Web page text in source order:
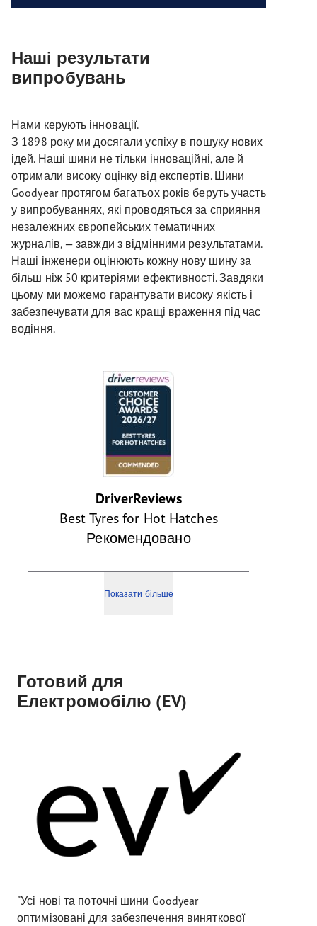
Наші результати
випробувань
Нами керують інновації.
З 1898 року ми досягали успіху в пошуку нових
ідей. Наші шини не тільки інноваційні, але й
отримали високу оцінку від експертів. Шини
Goodyear протягом багатьох років беруть участь
у випробуваннях, які проводяться за сприяння
незалежних європейських тематичних
журналів, — завжди з відмінними результатами.
Наші інженери оцінюють кожну нову шину за
більш ніж 50 критеріями ефективності. Завдяки
цьому ми можемо гарантувати високу якість і
забезпечувати для вас кращі враження під час
водіння.
DriverReviews
Best Tyres for Hot Hatches
Рекомендовано
Показати більше
Готовий для
Електромобілю (EV)
"Усі нові та поточні шини Goodyear
оптимізовані для забезпечення виняткової